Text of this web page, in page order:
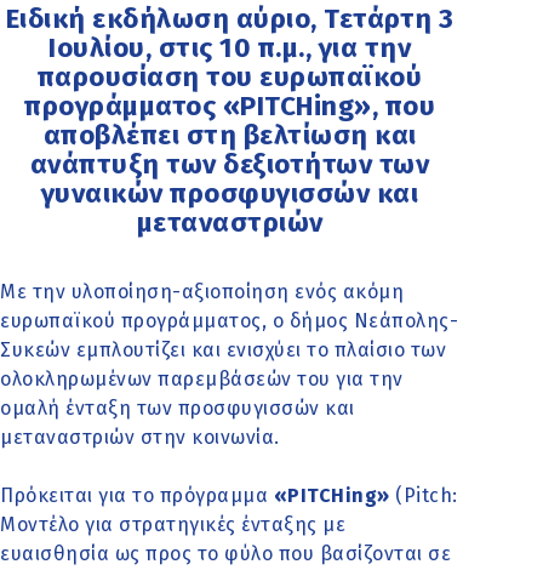
Ειδική εκδήλωση αύριο, Τετάρτη 3
Ιουλίου, στις 10 π.μ., για την
παρουσίαση του ευρωπαϊκού
προγράμματος «PITCHing», που
αποβλέπει στη βελτίωση και
ανάπτυξη των δεξιοτήτων των
γυναικών προσφυγισσών και
μεταναστριών
Με την υλοποίηση-αξιοποίηση ενός ακόμη
ευρωπαϊκού προγράμματος, ο δήμος Νεάπoλης-
Συκεών εμπλουτίζει και ενισχύει το πλαίσιο των
ολοκληρωμένων παρεμβάσεών του για την
ομαλή ένταξη των προσφυγισσών και
μεταναστριών στην κοινωνία.
Πρόκειται για το πρόγραμμα «PITCHing» (Pitch:
Μοντέλο για στρατηγικές ένταξης με
ευαισθησία ως προς το φύλο που βασίζονται σε